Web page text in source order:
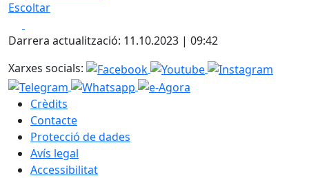
+
−
Escoltar
Darrera actualització: 11.10.2023 | 09:42
Xarxes socials:
Crèdits
Contacte
Protecció de dades
Avís legal
Accessibilitat